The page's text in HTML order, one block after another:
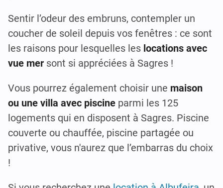
Sentir l’odeur des embruns, contempler un
coucher de soleil depuis vos fenêtres : ce sont
les raisons pour lesquelles les locations avec
vue mer sont si appréciées à Sagres !
Vous pourrez également choisir une maison
ou une villa avec piscine parmi les 125
logements qui en disposent à Sagres. Piscine
couverte ou chauffée, piscine partagée ou
privative, vous n'aurez que l’embarras du choix
!